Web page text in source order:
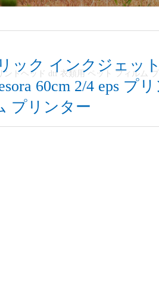
ントヘッド dtf 衣類用 ペット フィルム
ック インクジェッ
60cm 2/4 eps プリ
プリンター